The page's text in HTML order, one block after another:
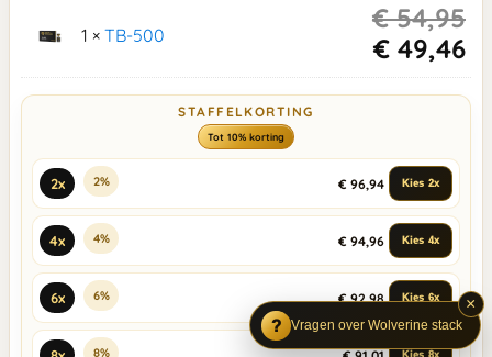
1 × TB-500
€54,95
€ 49,46
STAFFELKORTING
Tot 10% korting
2x 2% € 96,94 Kies 2x
4x 4% € 94,96 Kies 4x
6x 6% € 92,98 Kies 6x
8% Kies 8x
Vragen over Wolverine stack
×